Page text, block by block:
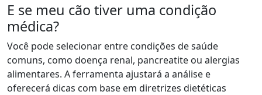
E se meu cão tiver uma condição
médica?
Você pode selecionar entre condições de saúde
comuns, como doença renal, pancreatite ou alergias
alimentares. A ferramenta ajustará a análise e
oferecerá dicas com base em diretrizes dietéticas